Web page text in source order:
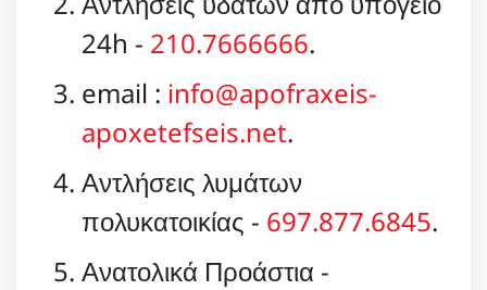
24h - 210.7666666.
email : info@apofraxeis-
apoxetefseis.net.
Αντλήσεις λυμάτων
πολυκατοικίας - 697.877.6845.
Ανατολικά Προάστια -